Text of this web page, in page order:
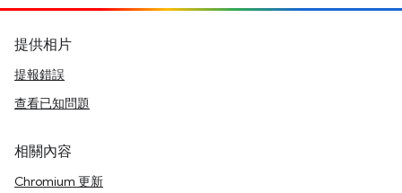
提供相片
提報錯誤
查看已知問題
相關內容
Chromium 更新